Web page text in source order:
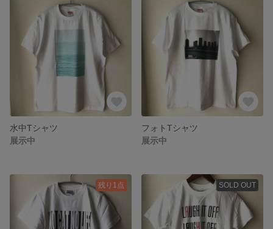
水中Tシャツ
展示中
フォトTシャツ
展示中
残り1点 SOLD OUT